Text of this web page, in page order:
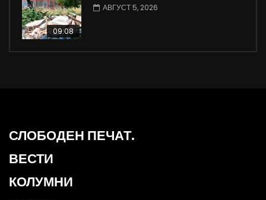
09:08
АВГУСТ 5, 2026
СЛОБОДЕН ПЕЧАТ.
ВЕСТИ
КОЛУМНИ